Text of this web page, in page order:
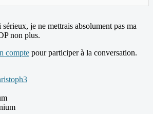
je ne mettrais absolument pas ma
non plus.
compte pour participer à la conversation.